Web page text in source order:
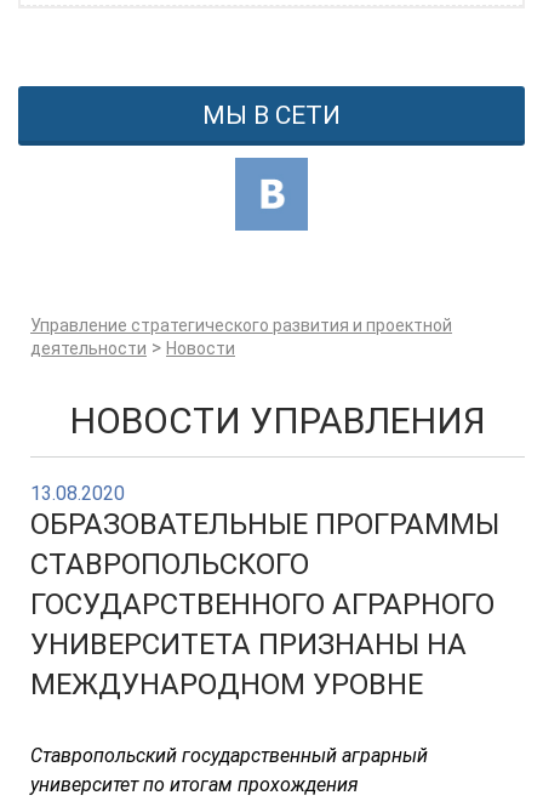
МЫ В СЕТИ
Управление стратегического развития и проектной
деятельности > Новости
НОВОСТИ УПРАВЛЕНИЯ
13.08.2020
ОБРАЗОВАТЕЛЬНЫЕ ПРОГРАММЫ
СТАВРОПОЛЬСКОГО
ГОСУДАРСТВЕННОГО АГРАРНОГО
УНИВЕРСИТЕТА ПРИЗНАНЫ НА
МЕЖДУНАРОДНОМ УРОВНЕ
Ставропольский государственный аграрный
университет по итогам прохождения